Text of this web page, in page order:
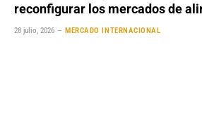
reconfigurar los mercados de
28 julio, 2026 MERCADO INTERNACIONAL